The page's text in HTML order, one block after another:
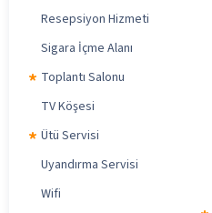
Resepsiyon Hizmeti
Sigara İçme Alanı
Toplantı Salonu
TV Köşesi
Ütü Servisi
Uyandırma Servisi
Wifi